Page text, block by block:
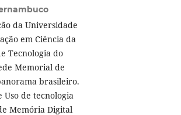
da Universidade
em Ciência da
Tecnologia do
Memorial de
brasileiro.
de tecnologia
Memória Digital